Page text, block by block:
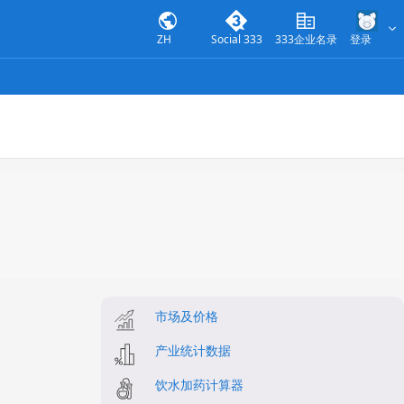
ZH Social 333 333企业名录 登录
市场及价格
产业统计数据
饮水加药计算器